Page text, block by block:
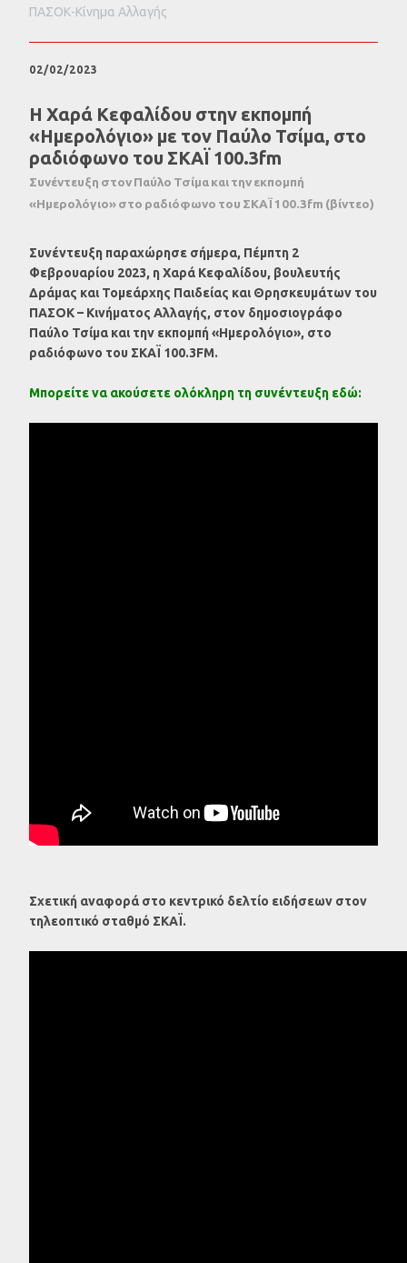
ΠΑΣΟΚ-Κίνημα Αλλαγής
02/02/2023
Η Χαρά Κεφαλίδου στην εκπομπή
«Ημερολόγιο» με τον Παύλο Τσίμα, στο
ραδιόφωνο του ΣΚΑΪ 100.3fm
Συνέντευξη στον Παύλο Τσίμα και την εκπομπή
«Ημερολόγιο» στο ραδιόφωνο του ΣΚΑΪ 100.3fm (βίντεο)
Συνέντευξη παραχώρησε σήμερα, Πέμπτη 2
Φεβρουαρίου 2023, η Χαρά Κεφαλίδου, βουλευτής
Δράμας και Τομεάρχης Παιδείας και Θρησκευμάτων του
ΠΑΣΟΚ – Κινήματος Αλλαγής, στον δημοσιογράφο
Παύλο Τσίμα και την εκπομπή «Ημερολόγιο», στο
ραδιόφωνο του ΣΚΑΪ 100.3FM.
Μπορείτε να ακούσετε ολόκληρη τη συνέντευξη εδώ:
Σχετική αναφορά στο κεντρικό δελτίο ειδήσεων στον
τηλεοπτικό σταθμό ΣΚΑΪ.